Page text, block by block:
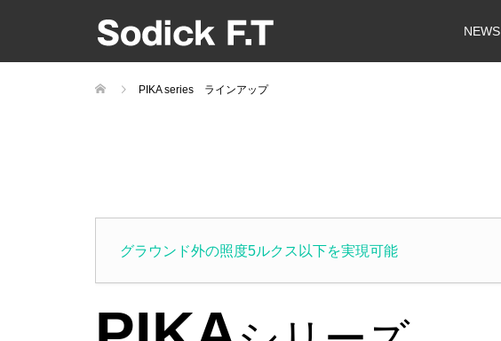
NEWS
PIKA series ラインアップ
グラウンド外の照度5ルクス以下を実現可能